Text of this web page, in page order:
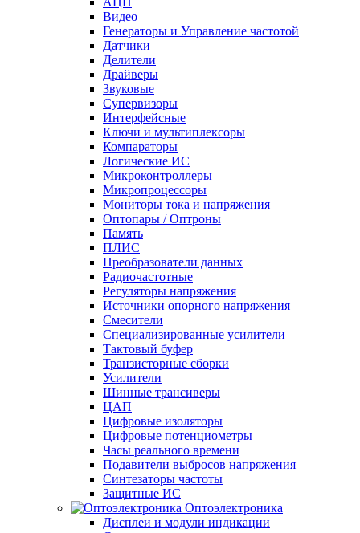
Видео
Генераторы и Управление частотой
Датчики
Делители
Драйверы
Звуковые
Супервизоры
Интерфейсные
Ключи и мультиплексоры
Компараторы
Логические ИС
Микроконтроллеры
Микропроцессоры
Мониторы тока и напряжения
Оптопары / Оптроны
Память
ПЛИС
Преобразователи данных
Радиочастотные
Регуляторы напряжения
Источники опорного напряжения
Смесители
Специализированные усилители
Тактовый буфер
Транзисторные сборки
Усилители
Шинные трансиверы
ЦАП
Цифровые изоляторы
Цифровые потенциометры
Часы реального времени
Подавители выбросов напряжения
Синтезаторы частоты
Защитные ИС
Оптоэлектроника
Дисплеи и модули индикации